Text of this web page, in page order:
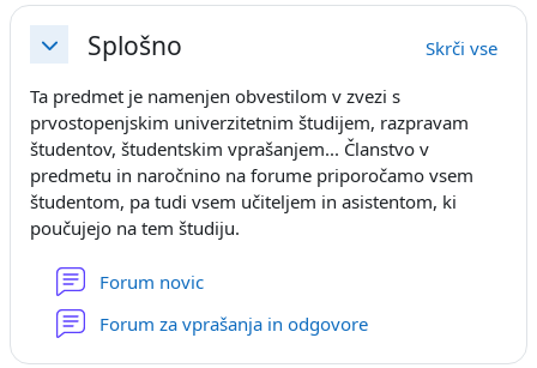
Osnutek odseka
Skrči Splošno
Skrči vse
Ta predmet je namenjen obvestilom v zvezi s
prvostopenjskim univerzitetnim študijem, razpravam
študentov, študentskim vprašanjem... Članstvo v
predmetu in naročnino na forume priporočamo vsem
študentom, pa tudi vsem učiteljem in asistentom, ki
poučujejo na tem študiju.
Forum novic
Forum za vprašanja in odgovore